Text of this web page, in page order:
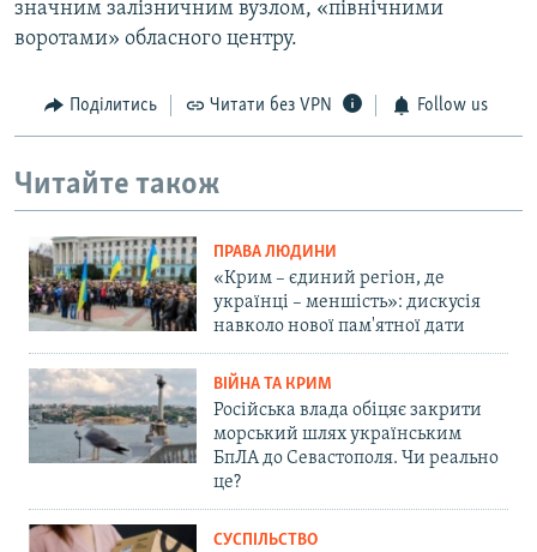
значним залізничним вузлом, «північними
воротами» обласного центру.
Поділитись Читати без VPN Follow us
Читайте також
ПРАВА ЛЮДИНИ
«Крим – єдиний регіон, де
українці – меншість»: дискусія
навколо нової пам'ятної дати
ВІЙНА ТА КРИМ
Російська влада обіцяє закрити
морський шлях українським
БпЛА до Севастополя. Чи реально
це?
СУСПІЛЬСТВО